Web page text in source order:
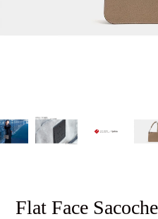
Flat Face Sacoche